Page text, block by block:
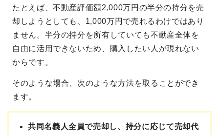
たとえば、不動産評価額2,000万円の半分の持分を売
却しようとしても、1,000万円で売れるわけではあり
ません。半分の持分を所有していても不動産全体を
自由に活用できないため、購入したい人が現れない
からです。
そのような場合、次のような方法を取ることができ
ます。
共同名義人全員で売却し、持分に応じて売却代